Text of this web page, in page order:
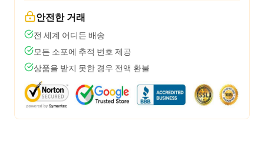
안전한 거래
전 세계 어디든 배송
모든 소포에 추적 번호 제공
상품을 받지 못한 경우 전액 환불